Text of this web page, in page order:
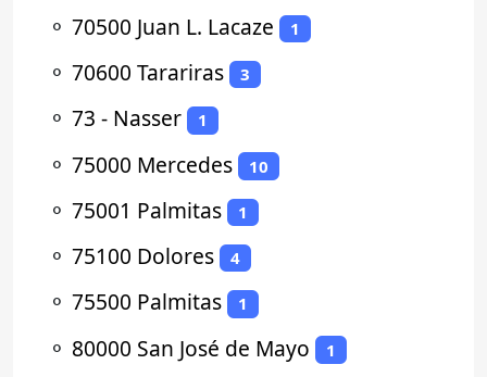
⚬ 70500 Juan L. Lacaze 1
⚬ 70600 Tarariras 3
⚬ 73 - Nasser 1
⚬ 75000 Mercedes 10
⚬ 75001 Palmitas 1
⚬ 75100 Dolores 4
⚬ 75500 Palmitas 1
⚬ 80000 San José de Mayo 1